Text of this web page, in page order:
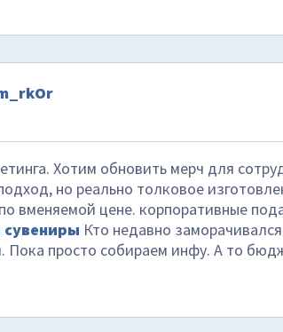
Хотим обновить мерч для
но реально толковое
вменяемой цене. корпоративные
Кто недавно
Пока просто собираем инфу. А то